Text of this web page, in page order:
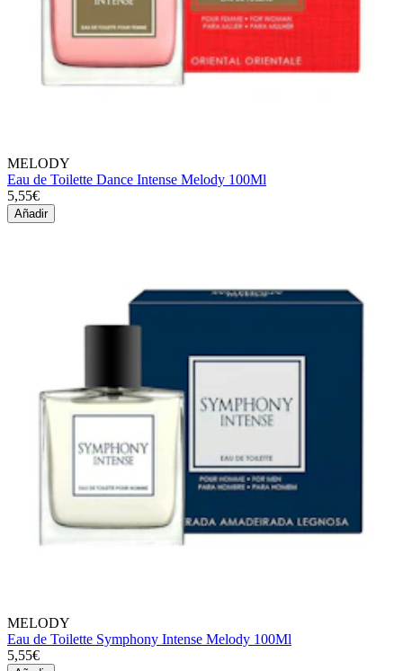
MELODY
Eau de Toilette Dance Intense Melody 100Ml
5,55€
Añadir
MELODY
Eau de Toilette Symphony Intense Melody 100Ml
5,55€